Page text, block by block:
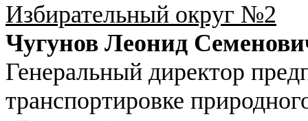
Избирательный округ №2
Чугунов Леонид
Генеральный директор
транспортировке